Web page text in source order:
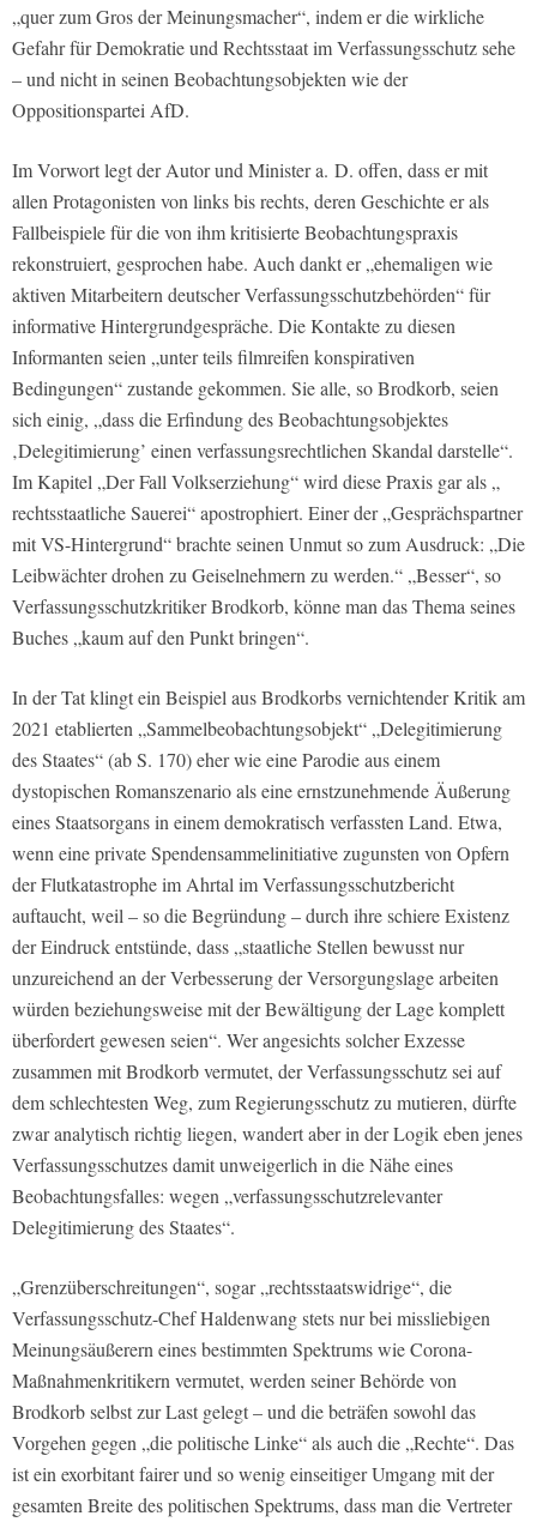
„quer zum Gros der Meinungsmacher“, indem er die wirkliche
Gefahr für Demokratie und Rechtsstaat im Verfassungsschutz sehe
– und nicht in seinen Beobachtungsobjekten wie der
Oppositionspartei AfD.
Im Vorwort legt der Autor und Minister a. D. offen, dass er mit
allen Protagonisten von links bis rechts, deren Geschichte er als
Fallbeispiele für die von ihm kritisierte Beobachtungspraxis
rekonstruiert, gesprochen habe. Auch dankt er „ehemaligen wie
aktiven Mitarbeitern deutscher Verfassungsschutzbehörden“ für
informative Hintergrundgespräche. Die Kontakte zu diesen
Informanten seien „unter teils filmreifen konspirativen
Bedingungen“ zustande gekommen. Sie alle, so Brodkorb, seien
sich einig, „dass die Erfindung des Beobachtungsobjektes
‚Delegitimierung’ einen verfassungsrechtlichen Skandal darstelle“.
Im Kapitel „Der Fall Volkserziehung“ wird diese Praxis gar als „
rechtsstaatliche Sauerei“ apostrophiert. Einer der „Gesprächspartner
mit VS-Hintergrund“ brachte seinen Unmut so zum Ausdruck: „Die
Leibwächter drohen zu Geiselnehmern zu werden.“ „Besser“, so
Verfassungsschutzkritiker Brodkorb, könne man das Thema seines
Buches „kaum auf den Punkt bringen“.
In der Tat klingt ein Beispiel aus Brodkorbs vernichtender Kritik am
2021 etablierten „Sammelbeobachtungsobjekt“ „Delegitimierung
des Staates“ (ab S. 170) eher wie eine Parodie aus einem
dystopischen Romanszenario als eine ernstzunehmende Äußerung
eines Staatsorgans in einem demokratisch verfassten Land. Etwa,
wenn eine private Spendensammelinitiative zugunsten von Opfern
der Flutkatastrophe im Ahrtal im Verfassungsschutzbericht
auftaucht, weil – so die Begründung – durch ihre schiere Existenz
der Eindruck entstünde, dass „staatliche Stellen bewusst nur
unzureichend an der Verbesserung der Versorgungslage arbeiten
würden beziehungsweise mit der Bewältigung der Lage komplett
überfordert gewesen seien“. Wer angesichts solcher Exzesse
zusammen mit Brodkorb vermutet, der Verfassungsschutz sei auf
dem schlechtesten Weg, zum Regierungsschutz zu mutieren, dürfte
zwar analytisch richtig liegen, wandert aber in der Logik eben jenes
Verfassungsschutzes damit unweigerlich in die Nähe eines
Beobachtungsfalles: wegen „verfassungsschutzrelevanter
Delegitimierung des Staates“.
„Grenzüberschreitungen“, sogar „rechtsstaatswidrige“, die
Verfassungsschutz-Chef Haldenwang stets nur bei missliebigen
Meinungsäußerern eines bestimmten Spektrums wie Corona-
Maßnahmenkritikern vermutet, werden seiner Behörde von
Brodkorb selbst zur Last gelegt – und die beträfen sowohl das
Vorgehen gegen „die politische Linke“ als auch die „Rechte“. Das
ist ein exorbitant fairer und so wenig einseitiger Umgang mit der
gesamten Breite des politischen Spektrums, dass man die Vertreter